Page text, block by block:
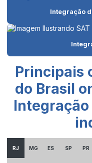
Automação de processos
Automação na produção
Automação e robotização
Automação de sistemas
Clp indústria
Integração
Principais
do Brasil
RJ MG ES SP PR